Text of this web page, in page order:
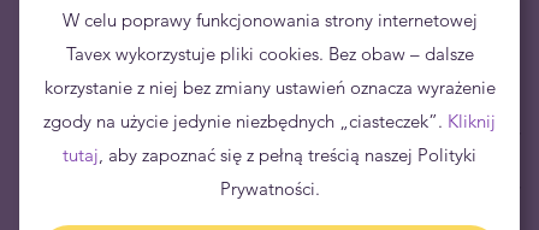
rekomenduje się ulokowanie w metalach szlachetnych od 5% do
20% oszczędności.
Aktualna cena sprzedaży 1 szt. 590,43 zł
W celu poprawy funkcjonowania strony internetowej
Tavex wykorzystuje pliki cookies. Bez obaw – dalsze
korzystanie z niej bez zmiany ustawień oznacza wyrażenie
zgody na użycie jedynie niezbędnych „ciasteczek”. Kliknij
tutaj, aby zapoznać się z pełną treścią naszej Polityki
Prywatności.